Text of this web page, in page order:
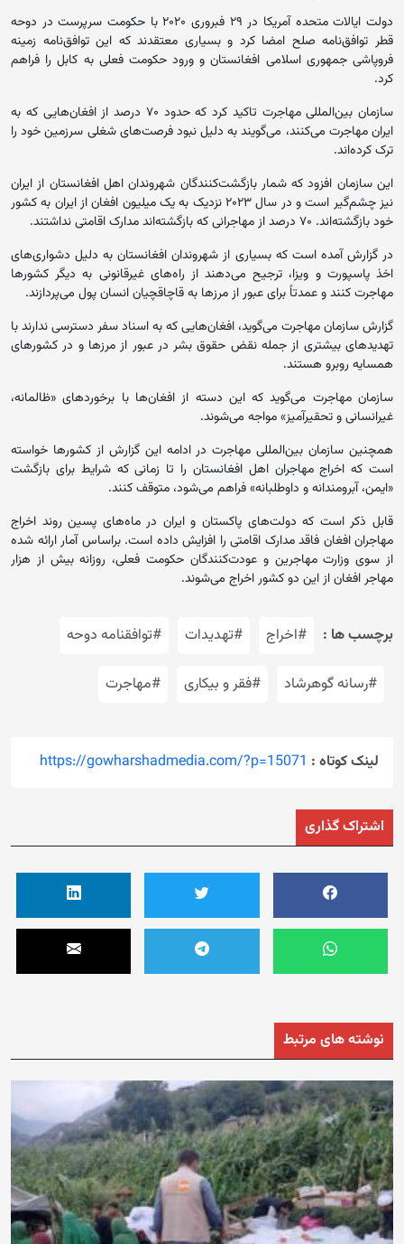
دولت ایالات متحده آمریکا در ۲۹ فبروری ۲۰۲۰ با حکومت سرپرست در دوحه
قطر توافق‌نامه صلح امضا کرد و بسیاری معتقدند که این توافق‌نامه زمینه
فروپاشی جمهوری اسلامی افغانستان و ورود حکومت فعلی به کابل را فراهم
کرد.
سازمان بین‌المللی مهاجرت تاکید کرد که حدود ۷۰ درصد از افغان‌هایی که به
ایران مهاجرت می‌کنند، می‌گویند به دلیل نبود فرصت‌های شغلی سرزمین خود را
ترک کرده‌اند.
این سازمان افزود که شمار بازگشت‌کنندگان شهروندان اهل افغانستان از ایران
نیز چشم‌گیر است و در سال ۲۰۲۳ نزدیک به یک میلیون افغان از ایران به کشور
خود بازگشته‌اند. ۷۰ درصد از مهاجرانی که بازگشته‌اند مدارک اقامتی نداشتند.
در گزارش آمده است که بسیاری از شهروندان افغانستان به دلیل دشواری‌های
اخذ پاسپورت و ویزا، ترجیح می‌دهند از راه‌های غیرقانونی به دیگر کشورها
مهاجرت کنند و عمدتاً برای عبور از مرزها به قاچاقچیان انسان پول می‌پردازند.
گزارش سازمان مهاجرت می‌گوید، افغان‌هایی که به اسناد سفر دسترسی ندارند با
تهدیدهای بیشتری از جمله نقض حقوق بشر در عبور از مرز‌ها و در کشورهای
همسایه روبرو هستند.
سازمان مهاجرت می‌گوید که این دسته از افغان‌ها با برخوردهای «ظالمانه،
غیرانسانی و تحقیرآمیز» مواجه می‌شوند.
همچنین سازمان بین‌المللی مهاجرت در ادامه این گزارش از کشورها خواسته
است که اخراج مهاجران اهل افغانستان را تا زمانی که شرایط برای بازگشت
«ایمن، آبرومندانه و داوطلبانه» فراهم می‌شود، متوقف کنند.
قابل ذکر است که دولت‌های پاکستان و ایران در ماه‌های پسین روند اخراج
مهاجران افغان فاقد مدارک اقامتی را افزایش داده است. براساس آمار ارائه شده
از سوی وزارت مهاجرین و عودت‌کنندگان حکومت فعلی، روزانه بیش از هزار
مهاجر افغان از این دو کشور اخراج می‌شوند.
برچسب ها : #اخراج #تهدیدات #توافقنامه دوحه
#رسانه گوهرشاد #فقر و بیکاری #مهاجرت
لینک کوتاه : https://gowharshadmedia.com/?p=15071
اشتراک گذاری
نوشته های مرتبط